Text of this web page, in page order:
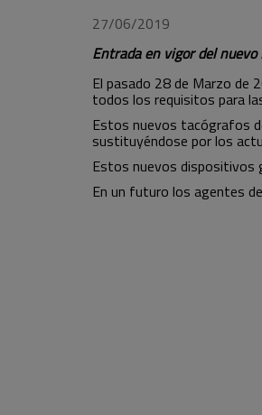
27/06/2019
Entrada en vigor del nuevo
El pasado 28 de Marzo de
todos los requisitos para
Estos nuevos tacógrafos
sustituyéndose por los
Estos nuevos dispositivos
En un futuro los agentes